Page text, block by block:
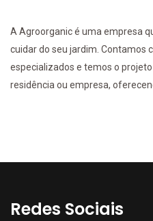
A Agroorganic é uma empresa
cuidar do seu jardim. Contamos
especializados e temos o
residência ou empresa,
Redes Sociais